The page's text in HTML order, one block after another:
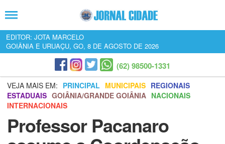
EDITOR: JOTA MARCELO
GOIÂNIA E URUAÇU, GO, 8 DE AGOSTO DE 2026
(62) 98500-1331
VEJA MAIS EM: PRINCIPAL MUNICIPAIS REGIONAIS
ESTADUAIS GOIÂNIA/GRANDE GOIÂNIA NACIONAIS
INTERNACIONAIS
Professor Pacanaro